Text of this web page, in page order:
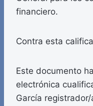
financiero.
Contra esta
Este documento
electrónica
García